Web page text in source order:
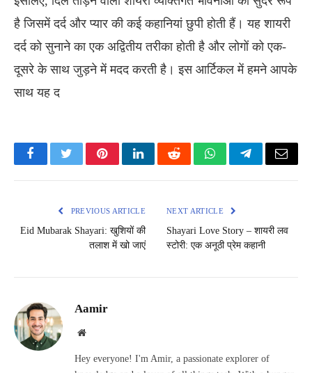
है जिसमें दर्द और प्यार की कई कहानियां छुपी होती हैं। यह शायरी
दर्द को सुनाने का एक अद्वितीय तरीका होती है और लोगों को एक-
दूसरे के साथ जुड़ने में मदद करती है। इस आर्टिकल में हमने आपके
साथ यह द
FacebookTwitterPinterestLinkedInRedditWhatsAppTelegramEmail
PREVIOUS ARTICLE
Eid Mubarak Shayari: खुशियों की
तलाश में खो जाएं
NEXT ARTICLE
Shayari Love Story – शायरी लव
स्टोरी: एक अनूठी प्रेम कहानी
Aamir
Website
Hey everyone! I'm Amir, a passionate explorer of